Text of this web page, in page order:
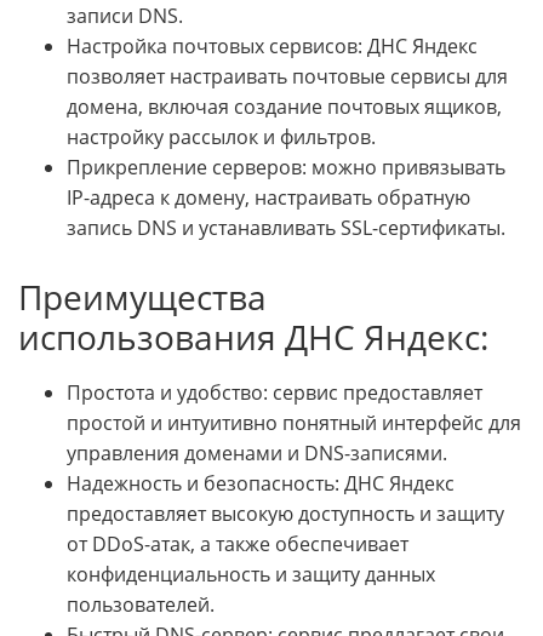
записи DNS.
Настройка почтовых сервисов: ДНС Яндекс
позволяет настраивать почтовые сервисы для
домена, включая создание почтовых ящиков,
настройку рассылок и фильтров.
Прикрепление серверов: можно привязывать
IP-адреса к домену, настраивать обратную
запись DNS и устанавливать SSL-сертификаты.
Преимущества
использования ДНС Яндекс:
Простота и удобство: сервис предоставляет
простой и интуитивно понятный интерфейс для
управления доменами и DNS-записями.
Надежность и безопасность: ДНС Яндекс
предоставляет высокую доступность и защиту
от DDoS-атак, а также обеспечивает
конфиденциальность и защиту данных
пользователей.